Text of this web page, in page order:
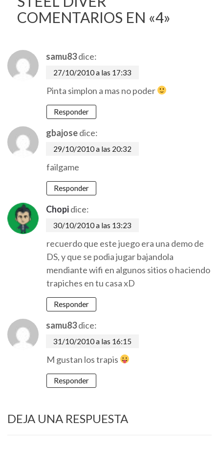
COMENTARIOS EN «4»
samu83dice:
27/10/2010 a las 17:33
Pinta simplon a mas no poder
Responder
gbajosedice:
29/10/2010 a las 20:32
failgame
Responder
Chopidice:
30/10/2010 a las 13:23
recuerdo que este juego era una demo de
DS, y que se podia jugar bajandola
mendiante wifi en algunos sitios o haciendo
trapiches en tu casa xD
Responder
samu83dice:
31/10/2010 a las 16:15
M gustan los trapis
Responder
DEJA UNA RESPUESTA